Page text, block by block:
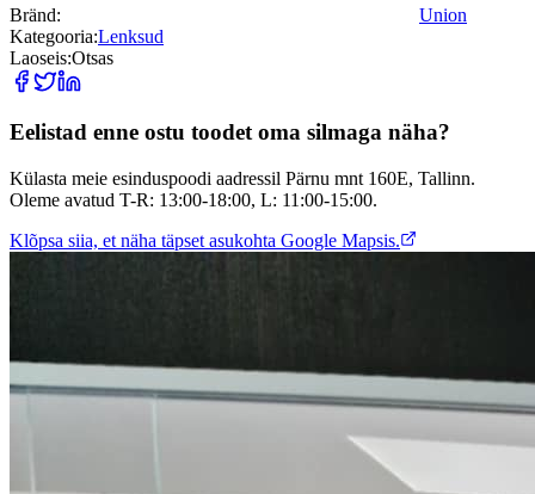
Bränd:
Union
Kategooria:Lenksud
Laoseis:Otsas
Eelistad enne ostu toodet oma silmaga näha?
Külasta meie esinduspoodi aadressil Pärnu mnt 160E, Tallinn.
Oleme avatud T-R: 13:00-18:00, L: 11:00-15:00.
Klõpsa siia, et näha täpset asukohta Google Mapsis.